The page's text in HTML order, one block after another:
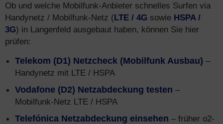
Ob und welche Mobilfunk-Anbieter schnelles Surfen via
Handynetz / Mobilfunk-Netz (LTE / 4G sowie HSPA /
3G) in Langenfeld ausgebaut haben, können Sie hier
prüfen:
Telekom (D1) Netzcheck (Mobilfunk Ausbau) –
Handynetz mit LTE / HSPA
Vodafone (D2) Netzabdeckung testen –
Mobilfunk-Netz LTE / HSPA
Telefónica Netzabdeckung einsehen – früher o2-